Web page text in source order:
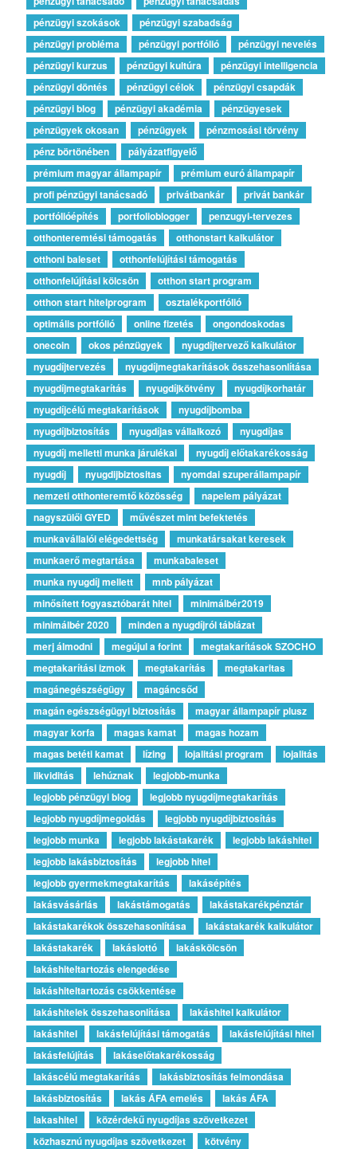
pénzügyi szokások
pénzügyi szabadság
pénzügyi probléma
pénzügyi portfólió
pénzügyi nevelés
pénzügyi kurzus
pénzügyi kultúra
pénzügyi intelligencia
pénzügyi döntés
pénzügyi célok
pénzügyi csapdák
pénzügyi blog
pénzügyi akadémia
pénzügyesek
pénzügyek okosan
pénzügyek
pénzmosási törvény
pénz börtönében
pályázatfigyelő
prémium magyar állampapír
prémium euró állampapír
profi pénzügyi tanácsadó
privátbankár
privát bankár
portfólióépítés
portfolioblogger
penzugyi-tervezes
otthonteremtési támogatás
otthonstart kalkulátor
otthoni baleset
otthonfelújítási támogatás
otthonfelújítási kölcsön
otthon start program
otthon start hitelprogram
osztalékportfólió
optimális portfólió
online fizetés
ongondoskodas
onecoin
okos pénzügyek
nyugdíjtervező kalkulátor
nyugdíjtervezés
nyugdíjmegtakarítások összehasonlítása
nyugdíjmegtakarítás
nyugdíjkötvény
nyugdíjkorhatár
nyugdíjcélú megtakarítások
nyugdíjbomba
nyugdíjbiztosítás
nyugdíjas vállalkozó
nyugdíjas
nyugdíj melletti munka járulékai
nyugdíj előtakarékosság
nyugdíj
nyugdijbiztositas
nyomdai szuperállampapír
nemzeti otthonteremtő közösség
napelem pályázat
nagyszülői GYED
művészet mint befektetés
munkavállalói elégedettség
munkatársakat keresek
munkaerő megtartása
munkabaleset
munka nyugdíj mellett
mnb pályázat
minősített fogyasztóbarát hitel
minimálbér2019
minimálbér 2020
minden a nyugdíjról táblázat
merj álmodni
megújul a forint
megtakarítások SZOCHO
megtakarítási izmok
megtakarítás
megtakaritas
magánegészségügy
magáncsőd
magán egészségügyi biztosítás
magyar állampapír plusz
magyar korfa
magas kamat
magas hozam
magas betéti kamat
lízing lojalitási program
lojalitás
likviditás
lehúznak
legjobb-munka
legjobb pénzügyi blog
legjobb nyugdíjmegtakarítás
legjobb nyugdíjmegoldás
legjobb nyugdíjbiztosítás
legjobb munka
legjobb lakástakarék
legjobb lakáshitel
legjobb lakásbiztosítás
legjobb hitel
legjobb gyermekmegtakarítás
lakásépítés
lakásvásárlás
lakástámogatás
lakástakarékpénztár
lakástakarékok összehasonlítása
lakástakarék kalkulátor
lakástakarék
lakáslottó
lakáskölcsön
lakáshiteltartozás elengedése
lakáshiteltartozás csökkentése
lakáshitelek összehasonlítása
lakáshitel kalkulátor
lakáshitel
lakásfelújítási támogatás
lakásfelújítási hitel
lakásfelújítás
lakáselőtakarékosság
lakáscélú megtakarítás
lakásbiztosítás felmondása
lakásbiztosítás
lakás ÁFA emelés
lakás ÁFA
lakashitel
közérdekű nyugdíjas szövetkezet
közhasznú nyugdíjas szövetkezet
kötvény